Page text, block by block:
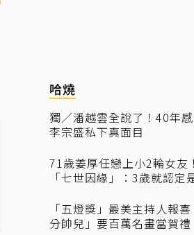
哈燒
獨／潘越雲全說了！40年
李宗盛私下真面目
71歲姜厚任戀上小2輪女
「七世因緣」：3歲就認定
「五燈獎」最美主持人報
分帥兒」要百萬名畫當賀禮